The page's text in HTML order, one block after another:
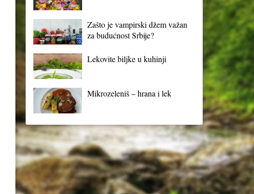
Zašto je vampirski džem važan
za budućnost Srbije?
Lekovite biljke u kuhinji
Mikrozeleniš – hrana i lek